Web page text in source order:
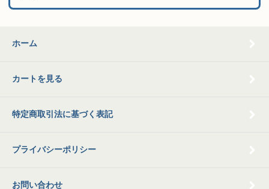
ホーム
カートを見る
特定商取引法に基づく表記
プライバシーポリシー
お問い合わせ